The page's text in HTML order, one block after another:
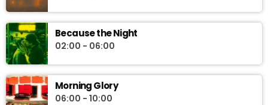
Because the Night
02:00 - 06:00
Morning Glory
06:00 - 10:00